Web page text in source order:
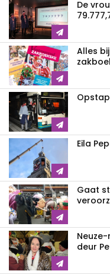
De
Alles
Eila
Gaat
deur